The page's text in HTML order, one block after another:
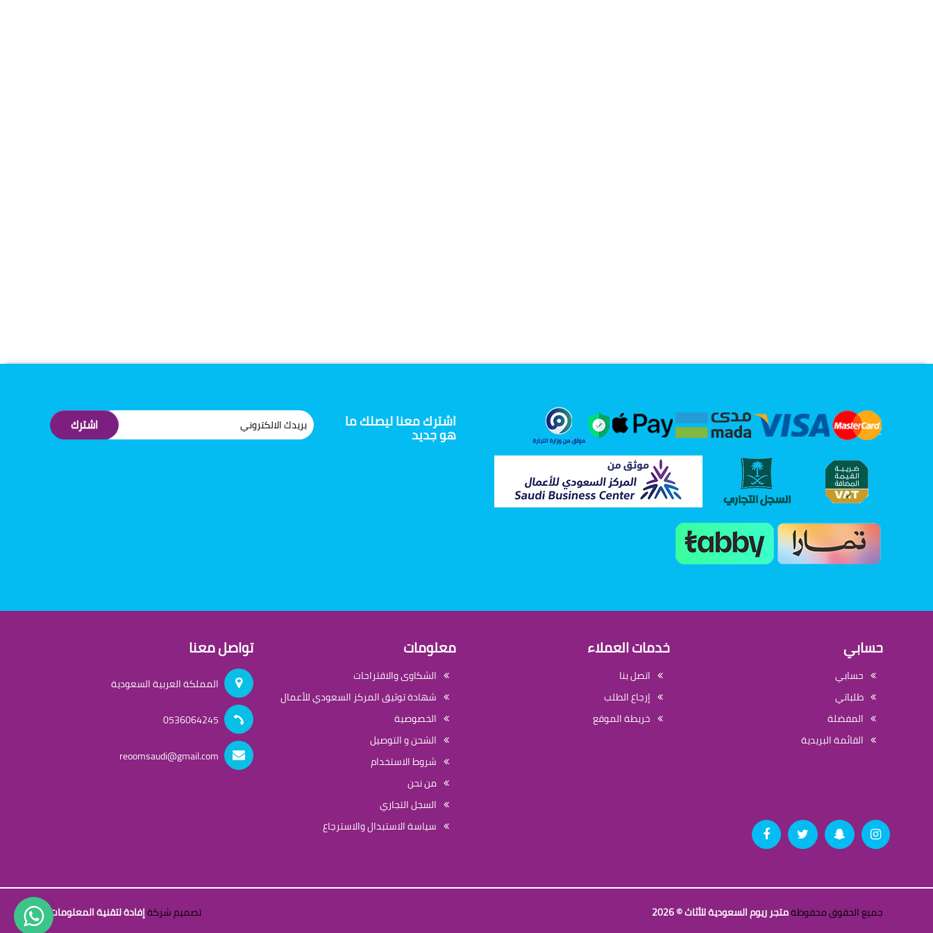
اشترك معنا ليصلك ما
هو جديد اشترك
حسابي
حسابي
طلباتي
المفضلة
القائمة البريدية
خدمات العملاء
اتصل بنا
إرجاع الطلب
خريطة الموقع
معلومات
الشكاوى والاقتراحات
شهادة توثيق المركز السعودي للأعمال
الخصوصية
الشحن و التوصيل
شروط الاستخدام
من نحن
السجل التجاري
سياسة الاستبدال والاسترجاع
تواصل معنا
المملكة العربية السعودية
0536064245
reoomsaudi@gmail.com
جميع الحقوق محفوظةمتجر ريوم السعودية للأثاث © 2026 تصميم شركةإفادة لتقنية المعلومات